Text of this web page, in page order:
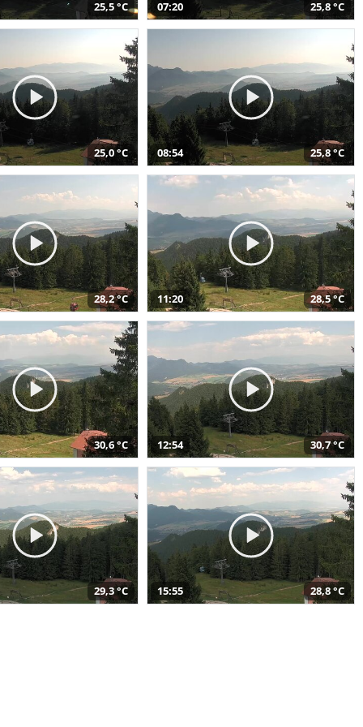
25,5 °C 07:20 25,8 °C
25,0 °C 08:54 25,8 °C
28,2 °C 11:20 28,5 °C
30,6 °C 12:54 30,7 °C
29,3 °C 15:55 28,8 °C